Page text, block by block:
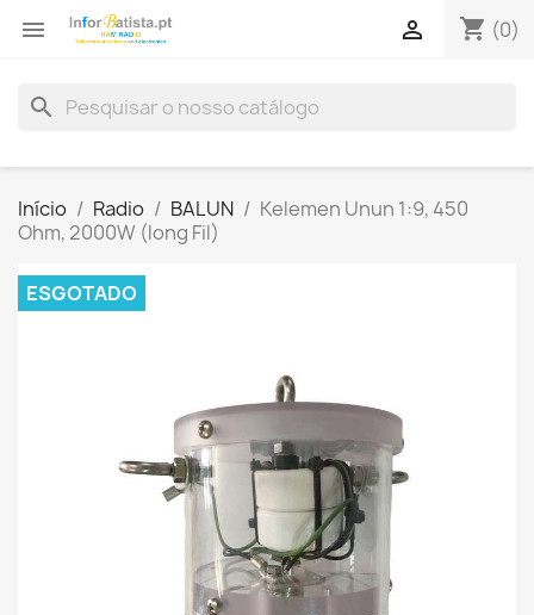
 shopping_cart (0)

search
Início Radio BALUN
Kelemen Unun 1:9, 450
Ohm, 2000W (long Fil)
ESGOTADO